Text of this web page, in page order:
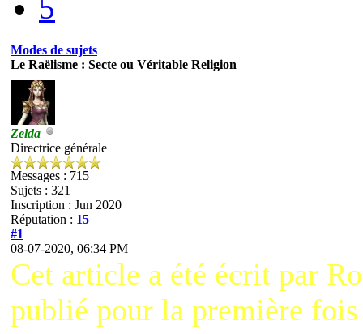
5
Modes de sujets
Le Raëlisme : Secte ou Véritable Religion
Zelda
Directrice générale
Messages : 715
Sujets : 321
Inscription : Jun 2020
Réputation : 15
#1
08-07-2020, 06:34 PM
Cet article a été écrit par
publié pour la première